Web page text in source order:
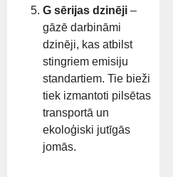
G sērijas dzinēji –
gāzē darbināmi
dzinēji, kas atbilst
stingriem emisiju
standartiem. Tie bieži
tiek izmantoti pilsētas
transportā un
ekoloģiski jutīgās
jomās.